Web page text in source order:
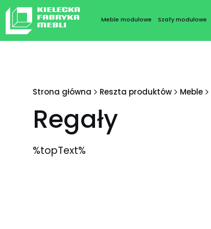
Meble modułowe Szafy modułowe
Strona główna Reszta produktów Meble
Regały
%topText%